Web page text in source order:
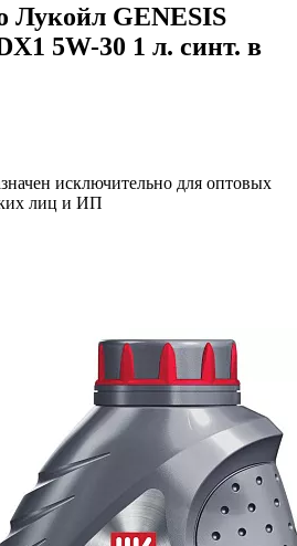
Лукойл GENESIS
5W-30 1 л. синт. в
исключительно для оптовых
лиц и ИП